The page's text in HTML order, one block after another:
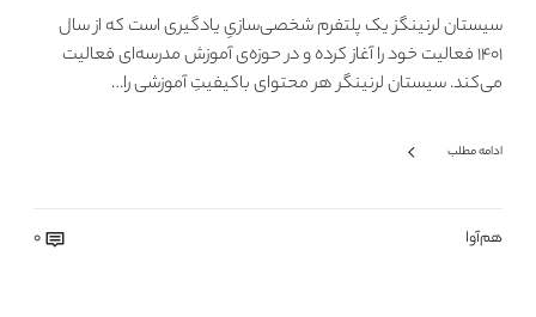
سیستان لرنینگز یک پلتفرم شخصی‌سازیِ یادگیری است که از سال
۱۴۰۱ فعالیت خود را آغاز کرده و در حوزه‌ی آموزش مدرسه‌ای فعالیت
می‌کند. سیستان لرنینگر هر محتوای باکیفیتِ آموزشی را…
ادامه مطلب
هم‌آوا 0